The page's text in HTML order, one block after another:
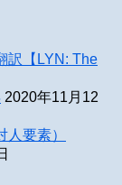
訳【LYN: The
2020年11月12
要素）